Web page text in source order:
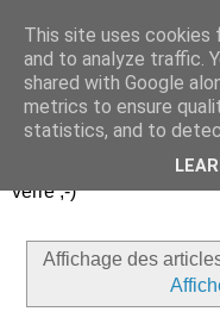
Un peu
coings...
Découvrir le monde.
verre ;-)
Affichage des
This site uses cookies
and to analyze traffic.
shared with Google
metrics to ensure
statistics, and to